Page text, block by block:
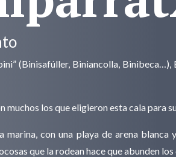
(Binisafúller, Biniancolla, Binibeca…),
los que eligieron esta cala para
con una playa de arena
que la rodean hace que abunden